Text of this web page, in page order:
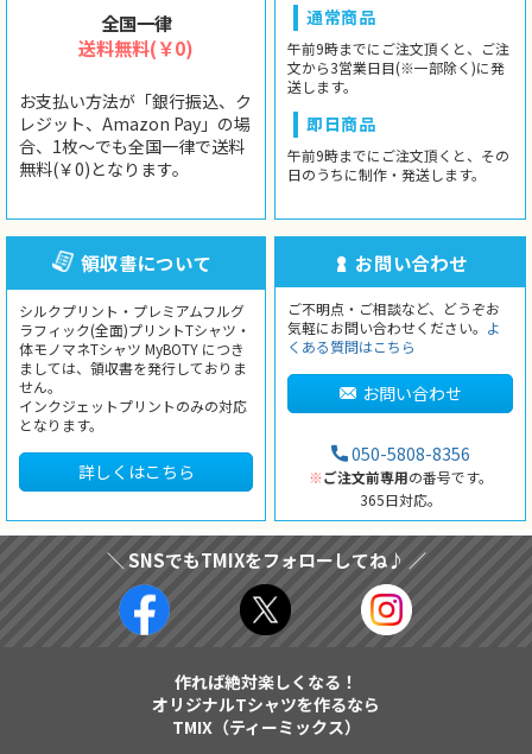
全国一律
送料無料(￥0)
お支払い方法が「銀行振込、ク
レジット、Amazon Pay」の場
合、1枚〜でも全国一律で送料
無料(￥0)となります。
通常商品
午前9時までにご注文頂くと、ご注
文から3営業日目(※一部除く)に発
送します。
即日商品
午前9時までにご注文頂くと、その
日のうちに制作・発送します。
領収書について
シルクプリント・プレミアムフルグ
ラフィック(全面)プリントTシャツ・
体モノマネTシャツ MyBOTY につき
ましては、領収書を発行しておりま
せん。
インクジェットプリントのみの対応
となります。
詳しくはこちら
お問い合わせ
ご不明点・ご相談など、どうぞお
気軽にお問い合わせください。 よ
くある質問はこちら
お問い合わせ
050-5808-8356
※ご注文前専用の番号です。
365日対応。
＼ SNSでもTMIXをフォローしてね♪ ／
作れば絶対楽しくなる！
オリジナルTシャツを作るなら
TMIX（ティーミックス）